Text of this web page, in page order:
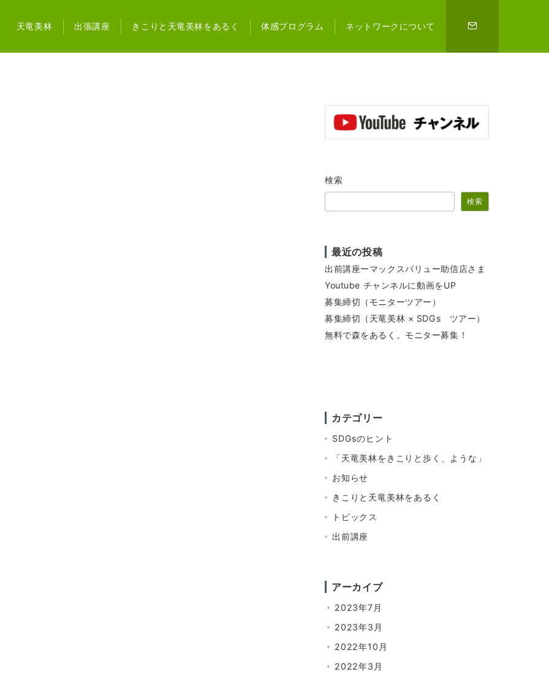
天竜美林 出張講座 きこりと天竜美林をあるく 体感プログラム ネットワークについて
検索
検索
最近の投稿
出前講座ーマックスバリュー助信店さま
Youtube チャンネルに動画をUP
募集締切（モニターツアー）
募集締切（天竜美林 × SDGs ツアー）
無料で森をあるく。モニター募集！
カテゴリー
SDGsのヒント
「天竜美林をきこりと歩く、ような」
お知らせ
きこりと天竜美林をあるく
トピックス
出前講座
アーカイブ
2023年7月
2023年3月
2022年10月
2022年3月